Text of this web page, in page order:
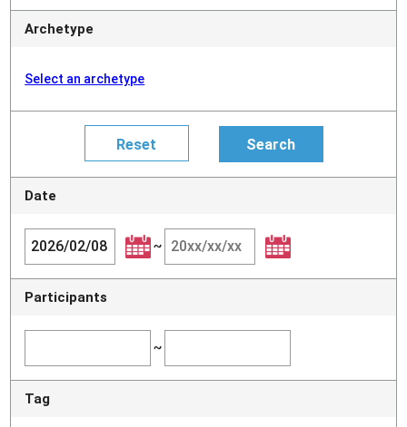
Archetype
Select an archetype
Date
~
Participants
~
Tag